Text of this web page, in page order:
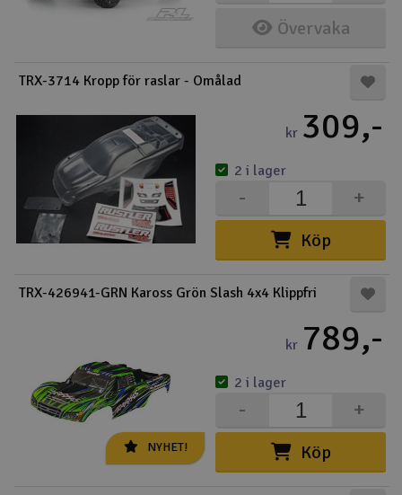
Kamerautrustning
Modellbygg- och byggsatser
Modelljärnväg
Motor & tillbehör
Outlet
Radioutrustning
Scooter & elfordon
Smarthem, lek och hobby
Övervaka
TRX-3714 Kropp för raslar - Omålad
kr 309,-
Köp
+
-
2 i lager
NYHET!
TRX-426941-GRN Kaross Grön Slash 4x4 Klippfri
kr 789,-
Köp
+
-
2 i lager